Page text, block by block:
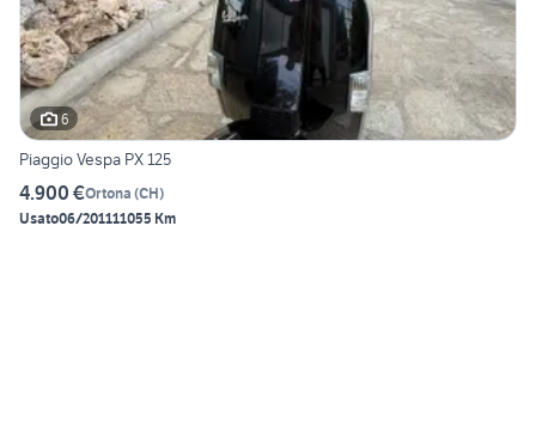
6
Piaggio Vespa PX 125
4.900 €Ortona (CH)
Usato06/201111055 Km